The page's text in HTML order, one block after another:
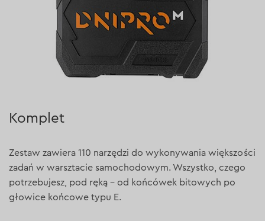
Komplet
Zestaw zawiera 110 narzędzi do wykonywania większości
zadań w warsztacie samochodowym. Wszystko, czego
potrzebujesz, pod ręką – od końcówek bitowych po
głowice końcowe typu E.